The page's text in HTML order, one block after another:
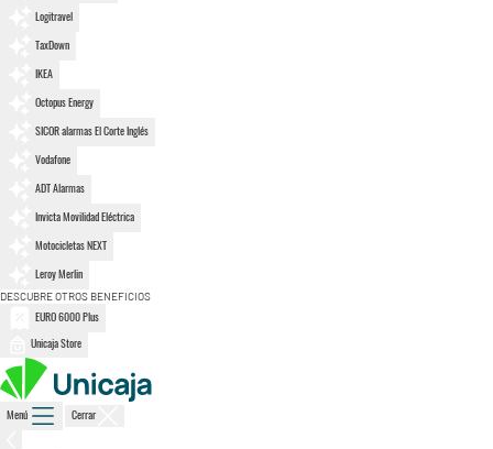
Logitravel
TaxDown
IKEA
Octopus Energy
SICOR alarmas El Corte Inglés
Vodafone
ADT Alarmas
Invicta Movilidad Eléctrica
Motocicletas NEXT
Leroy Merlin
DESCUBRE OTROS BENEFICIOS
EURO 6000 Plus
Unicaja Store
Menú Cerrar